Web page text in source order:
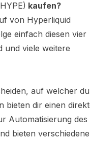
kaufen?
von Hyperliquid
einfach diesen vier
und viele weitere
auf welcher
bieten dir einen
Automatisierung des
bieten verschiedene